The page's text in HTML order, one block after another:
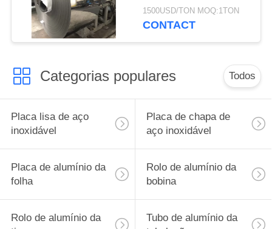
ASTM JIS 304
1500USD/TON MOQ:1TON
CONTACT
Categorias populares Todos
Placa lisa de aço
inoxidável
Placa de chapa de
aço inoxidável
Placa de alumínio da
folha
Rolo de alumínio da
bobina
Rolo de alumínio da
Tubo de alumínio da